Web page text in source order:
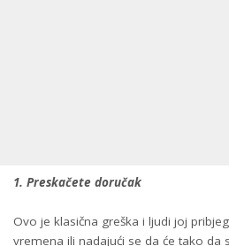
1. Preskačete doručak
Ovo je klasična greška i ljudi joj
vremena ili nadajući se da će tako da